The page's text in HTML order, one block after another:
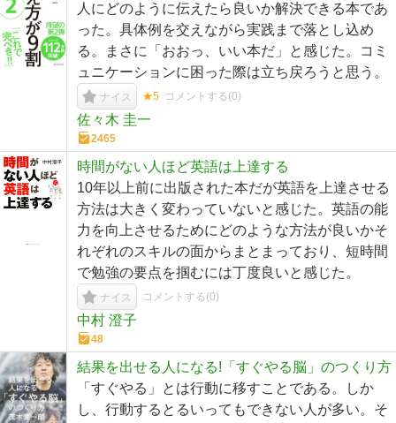
人にどのように伝えたら良いか解決できる本であ
った。具体例を交えながら実践まで落とし込め
る。まさに「おおっ、いい本だ」と感じた。コミ
ュニケーションに困った際は立ち戻ろうと思う。
ナイス ★5 コメントする(0)
佐々木 圭一
2465
時間がない人ほど英語は上達する
10年以上前に出版された本だが英語を上達させる
方法は大きく変わっていないと感じた。英語の能
力を向上させるためにどのような方法が良いかそ
れぞれのスキルの面からまとまっており、短時間
で勉強の要点を掴むには丁度良いと感じた。
ナイス コメントする(0)
中村 澄子
48
結果を出せる人になる!「すぐやる脳」のつくり方
「すぐやる」とは行動に移すことである。しか
し、行動するとるいってもできない人が多い。そ